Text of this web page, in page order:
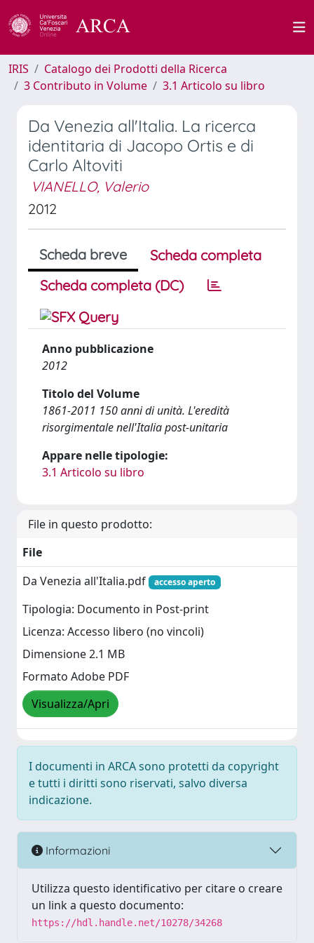
IRIS
Catalogo dei Prodotti della Ricerca
3 Contributo in Volume
3.1 Articolo su libro
Da Venezia all'Italia. La ricerca
identitaria di Jacopo Ortis e di
Carlo Altoviti
VIANELLO, Valerio
2012
Scheda breve
Scheda completa
Scheda completa (DC)
Anno pubblicazione
2012
Titolo del Volume
1861-2011 150 anni di unità. L'eredità
risorgimentale nell'Italia post-unitaria
Appare nelle tipologie:
3.1 Articolo su libro
File in questo prodotto:
File
Da Venezia all'Italia.pdf
accesso aperto
Tipologia: Documento in Post-print
Licenza: Accesso libero (no vincoli)
Dimensione 2.1 MB
Formato Adobe PDF
Visualizza/Apri
I documenti in ARCA sono protetti da copyright
e tutti i diritti sono riservati, salvo diversa
indicazione.
Informazioni
Utilizza questo identificativo per citare o creare
un link a questo documento:
https://hdl.handle.net/10278/34268